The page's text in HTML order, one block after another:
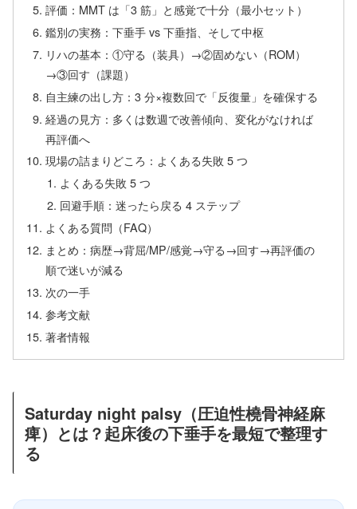
評価：MMT は「3 筋」と感覚で十分（最小セット）
鑑別の実務：下垂手 vs 下垂指、そして中枢
リハの基本：①守る（装具）→②固めない（ROM）
→③回す（課題）
自主練の出し方：3 分×複数回で「反復量」を確保する
経過の見方：多くは数週で改善傾向、変化がなければ
再評価へ
現場の詰まりどころ：よくある失敗 5 つ
よくある失敗 5 つ
回避手順：迷ったら戻る 4 ステップ
よくある質問（FAQ）
まとめ：病歴→背屈/MP/感覚→守る→回す→再評価の
順で迷いが減る
次の一手
参考文献
著者情報
Saturday night palsy（圧迫性橈骨神経麻
痺）とは？起床後の下垂手を最短で整理す
る